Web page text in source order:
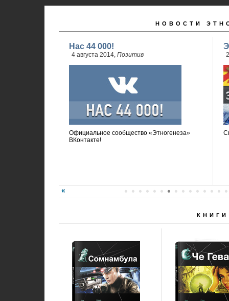
НОВОСТИ
Нас 44 000!
4 августа 2014, Позитив
Официальное сообщество «Этногенеза»
ВКонтакте!
КНИГИ